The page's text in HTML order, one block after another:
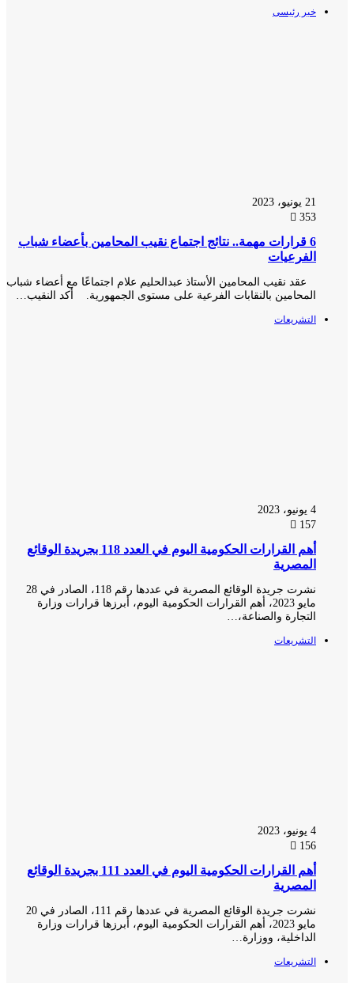
خبر رئيسى
6 قرارات مهمة.. نتائج اجتماع نقيب المحامين بأعضاء شباب
الفرعيات
عقد نقيب المحامين الأستاذ عبدالحليم علام اجتماعًا مع أعضاء شباب
المحامين بالنقابات الفرعية على مستوى الجمهورية. أكد النقيب…
التشريعات
أهم القرارات الحكومية اليوم في العدد 118 بجريدة الوقائع
المصرية
نشرت جريدة الوقائع المصرية في عددها رقم 118، الصادر في 28
مايو 2023، أهم القرارات الحكومية اليوم، أبرزها قرارات وزارة
التجارة والصناعة،…
التشريعات
أهم القرارات الحكومية اليوم في العدد 111 بجريدة الوقائع
المصرية
نشرت جريدة الوقائع المصرية في عددها رقم 111، الصادر في 20
مايو 2023، أهم القرارات الحكومية اليوم، أبرزها قرارات وزارة
الداخلية، ووزارة…
التشريعات